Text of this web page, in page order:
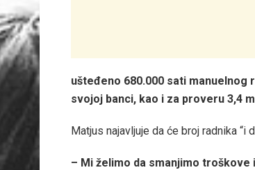
ušteđeno 680.000 sati manuelnog
svojoj banci, kao i za proveru 3,4
Matjus najavljuje da će broj radnika “i
– Mi želimo da smanjimo